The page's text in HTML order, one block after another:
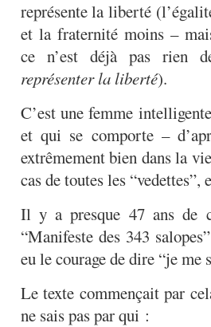
représente la liberté
et la fraternité moins –
ce n’est déjà pas rien
représenter la liberté).
C’est une femme
et qui se comporte –
extrêmement bien dans la
cas de toutes les
Il y a presque 47 ans de
“Manifeste des 343
eu le courage de dire “je me
Le texte commençait par
ne sais pas par qui :